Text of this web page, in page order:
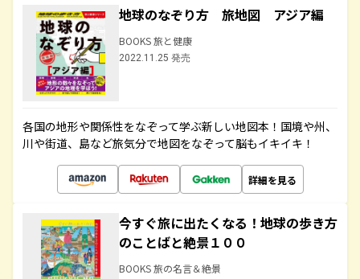
地球のなぞり方 旅地図 アジア編
BOOKS 旅と健康
2022.11.25 発売
各国の地形や関係性をなぞって学ぶ新しい地図本！国境や州、
川や街道、島など旅気分で地図をなぞって脳もイキイキ！
詳細を見る
今すぐ旅に出たくなる！地球の歩き方
のことばと絶景１００
BOOKS 旅の名言＆絶景